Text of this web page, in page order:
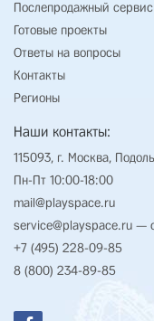
Послепродажный сервис
Готовые проекты
Ответы на вопросы
Контакты
Регионы
Наши контакты:
115093, г. Москва,
Пн-Пт 10:00-18:00
mail@playspace.ru
service@playspace.ru —
+7 (495) 228-09-85
8 (800) 234-89-85